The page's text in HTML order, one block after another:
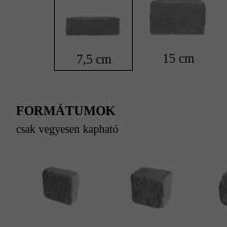
7,5 cm 15 cm
FORMÁTUMOK
csak vegyesen kapható